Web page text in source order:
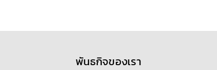
พันธกิจของเรา